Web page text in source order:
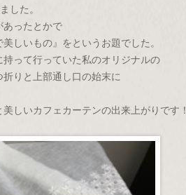
した。
あったとかで
しいもの』をというお題でした。
って行っていた私のオリジナルの
りと上部通し口の始末に
しいカフェカーテンの出来上がりです！